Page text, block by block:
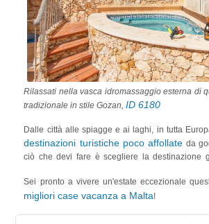
Rilassati nella vasca idromassaggio esterna di
tradizionale in stile Gozan,ID 6180
Dalle città alle spiagge e ai laghi, in tutta
destinazioni turistiche poco affollate da
ciò che devi fare è scegliere la destinazione
Malta, puoi fare di quest'isola del
casa!
Sei pronto a vivere un'estate eccezionale
migliori case vacanza a Malta!